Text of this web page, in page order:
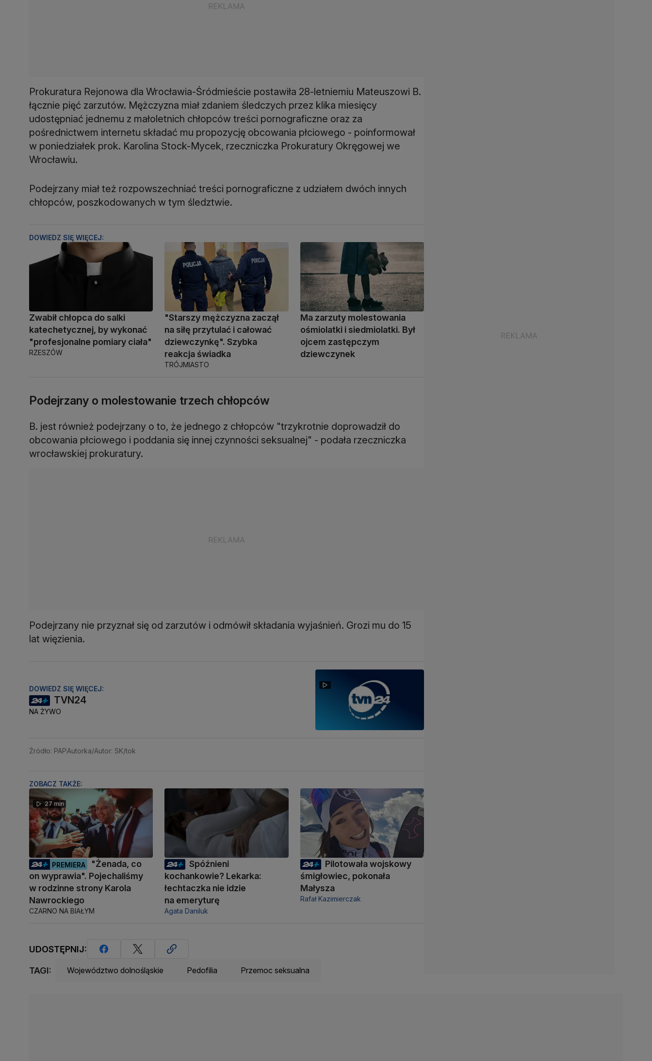
Prokuratura Rejonowa dla Wrocławia-Śródmieście postawiła 28-letniemiu Mateuszowi B.
łącznie pięć zarzutów. Mężczyzna miał zdaniem śledczych przez klika miesięcy
udostępniać jednemu z małoletnich chłopców treści pornograficzne oraz za
pośrednictwem internetu składać mu propozycję obcowania płciowego - poinformował
w poniedziałek prok. Karolina Stock-Mycek, rzeczniczka Prokuratury Okręgowej we
Wrocławiu.
Podejrzany miał też rozpowszechniać treści pornograficzne z udziałem dwóch innych
chłopców, poszkodowanych w tym śledztwie.
DOWIEDZ SIĘ WIĘCEJ:
Zwabił chłopca do salki
katechetycznej, by wykonać
"profesjonalne pomiary ciała"
RZESZÓW
"Starszy mężczyzna zaczął
na siłę przytulać i całować
dziewczynkę". Szybka
reakcja świadka
TRÓJMIASTO
Ma zarzuty molestowania
ośmiolatki i siedmiolatki. Był
ojcem zastępczym
dziewczynek
Podejrzany o molestowanie trzech chłopców
B. jest również podejrzany o to, że jednego z chłopców "trzykrotnie doprowadził do
obcowania płciowego i poddania się innej czynności seksualnej" - podała rzeczniczka
wrocławskiej prokuratury.
Podejrzany nie przyznał się od zarzutów i odmówił składania wyjaśnień. Grozi mu do 15
lat więzienia.
DOWIEDZ SIĘ WIĘCEJ:
TVN24
NA ŻYWO
Źródło: PAPAutorka/Autor: SK/tok
ZOBACZ TAKŻE:
27 min
PREMIERA
"Żenada, co
on wyprawia". Pojechaliśmy
w rodzinne strony Karola
Nawrockiego
CZARNO NA BIAŁYM
Spóźnieni
kochankowie? Lekarka:
łechtaczka nie idzie
na emeryturę
Agata Daniluk
Pilotowała wojskowy
śmigłowiec, pokonała
Małysza
Rafał Kazimierczak
UDOSTĘPNIJ:
TAGI: Województwo dolnośląskie Pedofilia Przemoc seksualna